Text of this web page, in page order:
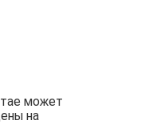
может
на